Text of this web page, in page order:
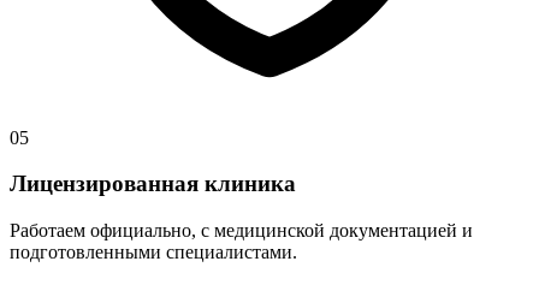
05
Лицензированная клиника
Работаем официально, с медицинской документацией и
подготовленными специалистами.